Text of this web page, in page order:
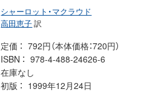
シャーロット・マクラウド
高田恵子訳
定価
792円（本体価格：720円）
ISBN
978-4-488-24626-6
在庫なし
初版
1999年12月24日